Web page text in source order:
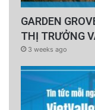
GARDEN
THỊ TRƯỞNG
3 weeks ago